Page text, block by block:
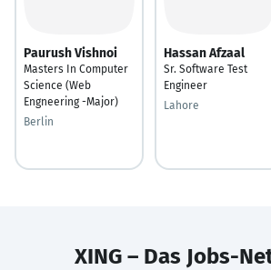
Paurush Vishnoi
Masters In Computer
Science (Web
Engneering -Major)
Berlin
Hassan Afzaal
Sr. Software Test
Engineer
Lahore
XING – Das Jobs-